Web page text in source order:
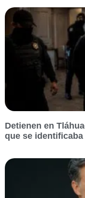
Detienen en
que se